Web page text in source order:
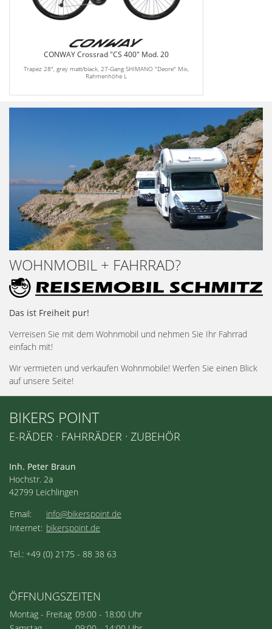
CONWAY Crossrad "CS 400" Mod. 20
Trapez 28", grey matt/black, 27-Gang SHIMANO "Deore" Mix,
Rahmenhöhe L
WOHNMOBIL + FAHRRAD?
Das ist Freiheit pur!
Verreisen Sie mit dem Wohnmobil und nehmen Sie Ihr Fahrrad
einfach mit!
Wir vermieten und verkaufen Wohnmobile! Werfen Sie einen Blick
auf unsere Seite!
BIKERS POINT
E-RÄDER · FAHRRÄDER · ZUBEHÖR
Inh. Peter Braun
Hochstr. 2a
42799 Leichlingen
Email:
info@bikerspoint.de
Internet: bikerspoint.de
Tel.: +49 (0) 2175 - 88 38 63
ÖFFNUNGSZEITEN
Montag - Freitag 09:00 - 18:00 Uhr